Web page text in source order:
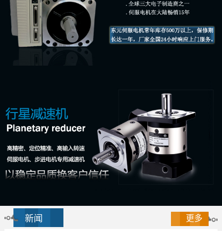
新闻 更多